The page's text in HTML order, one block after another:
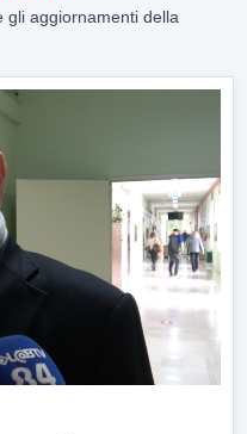
gli aggiornamenti della